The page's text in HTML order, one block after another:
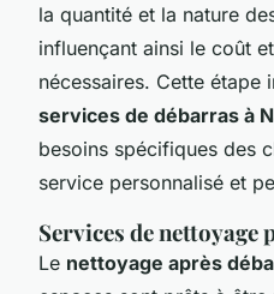
la quantité et la nature
influençant ainsi le coût
nécessaires. Cette
services de débarras à
besoins spécifiques des
service personnalisé et
Services de
Le nettoyage après